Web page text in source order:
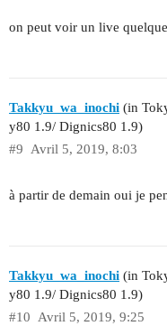
on peut voir un live
Takkyu_wa_inochi (in
y80 1.9/ Dignics80 1.9)
Avril 5, 2019, 8:03
#9
à partir de demain oui je
Takkyu_wa_inochi (in
y80 1.9/ Dignics80 1.9)
Avril 5, 2019, 9:25
#10